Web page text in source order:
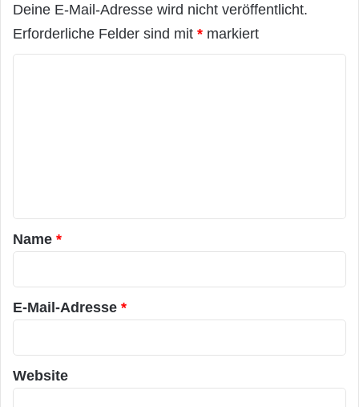
Deine E-Mail-Adresse wird nicht veröffentlicht.
Erforderliche Felder sind mit * markiert
a
r
*
Name *
E-Mail-Adresse *
Website